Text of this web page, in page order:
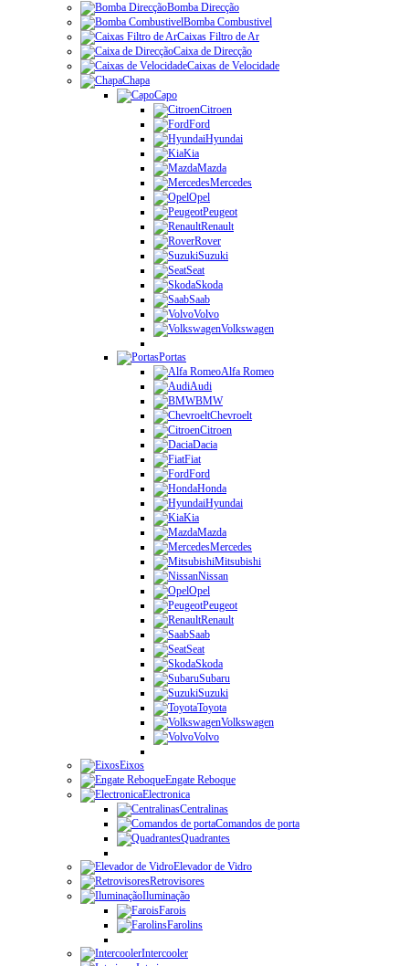
Bomba Direcção
Bomba Combustivel
Caixas Filtro de Ar
Caixa de Direcção
Caixas de Velocidade
Chapa
Capo
Citroen
Ford
Hyundai
Kia
Mazda
Mercedes
Opel
Peugeot
Renault
Rover
Suzuki
Seat
Skoda
Saab
Volvo
Volkswagen
Portas
Alfa Romeo
Audi
BMW
Chevroelt
Citroen
Dacia
Fiat
Ford
Honda
Hyundai
Kia
Mazda
Mercedes
Mitsubishi
Nissan
Opel
Peugeot
Renault
Saab
Seat
Skoda
Subaru
Suzuki
Toyota
Volkswagen
Volvo
Eixos
Engate Reboque
Electronica
Centralinas
Comandos de porta
Quadrantes
Elevador de Vidro
Retrovisores
Iluminação
Farois
Farolins
Intercooler